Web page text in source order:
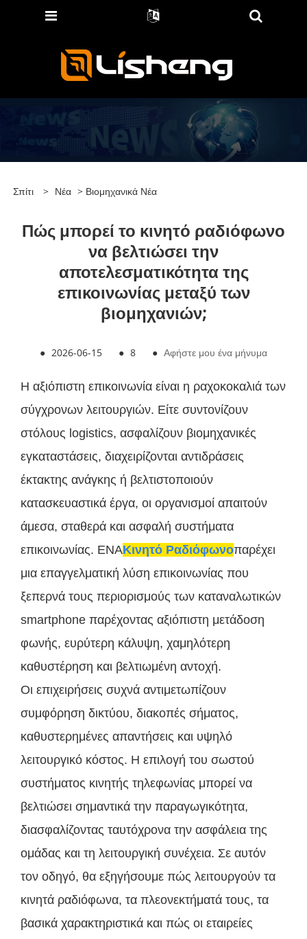
Σπίτι > Νέα > Βιομηχανικά Νέα
Πώς μπορεί το κινητό ραδιόφωνο
να βελτιώσει την
αποτελεσματικότητα της
επικοινωνίας μεταξύ των
βιομηχανιών;
● 2026-06-15 ● 8 ● Αφήστε μου ένα μήνυμα
Η αξιόπιστη επικοινωνία είναι η ραχοκοκαλιά των
σύγχρονων λειτουργιών. Είτε συντονίζουν
στόλους logistics, ασφαλίζουν βιομηχανικές
εγκαταστάσεις, διαχειρίζονται αντιδράσεις
έκτακτης ανάγκης ή βελτιστοποιούν
κατασκευαστικά έργα, οι οργανισμοί απαιτούν
άμεσα, σταθερά και ασφαλή συστήματα
επικοινωνίας. ΕΝΑΚινητό Ραδιόφωνοπαρέχει
μια επαγγελματική λύση επικοινωνίας που
ξεπερνά τους περιορισμούς των καταναλωτικών
smartphone παρέχοντας αξιόπιστη μετάδοση
φωνής, ευρύτερη κάλυψη, χαμηλότερη
καθυστέρηση και βελτιωμένη αντοχή.
Οι επιχειρήσεις συχνά αντιμετωπίζουν
συμφόρηση δικτύου, διακοπές σήματος,
καθυστερημένες απαντήσεις και υψηλό
λειτουργικό κόστος. Η επιλογή του σωστού
συστήματος κινητής τηλεφωνίας μπορεί να
βελτιώσει σημαντικά την παραγωγικότητα,
διασφαλίζοντας ταυτόχρονα την ασφάλεια της
ομάδας και τη λειτουργική συνέχεια. Σε αυτόν
τον οδηγό, θα εξηγήσουμε πώς λειτουργούν τα
κινητά ραδιόφωνα, τα πλεονεκτήματά τους, τα
βασικά χαρακτηριστικά και πώς οι εταιρείες